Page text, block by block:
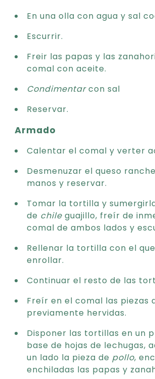
En una olla con agua y sal
Escurrir.
Freir las papas y las
comal con aceite.
Condimentarcon sal
Reservar.
Armado
Calentar el comal y verter
Desmenuzar el queso
manos y reservar.
Tomar la tortilla y
de chile guajillo, freír de
comal de ambos lados y
Rellenar la tortilla con el
enrollar.
Continuar el resto de las
Freír en el comal las piezas
previamente hervidas.
Disponer las tortillas en un
base de hojas de lechugas,
un lado la pieza de pollo,
enchiladas las papas y